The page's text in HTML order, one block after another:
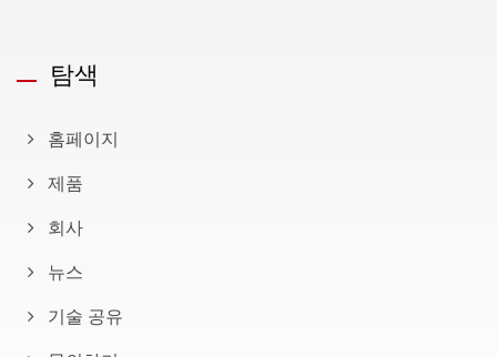
탐색
홈페이지
제품
회사
뉴스
기술 공유